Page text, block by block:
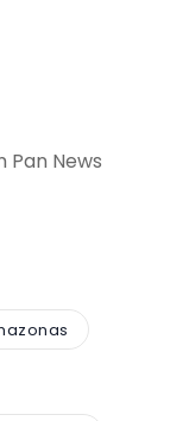
Pan News